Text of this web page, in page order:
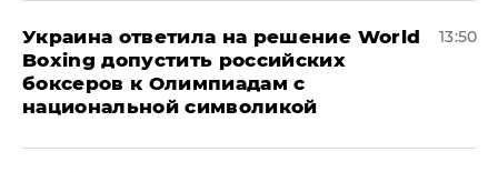
Украина ответила на решение World
Boxing допустить российских
боксеров к Олимпиадам с
национальной символикой
13:50